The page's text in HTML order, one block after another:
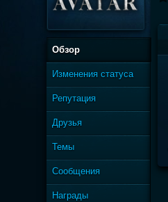
Обзор
Изменения статуса
Репутация
Друзья
Темы
Сообщения
Награды